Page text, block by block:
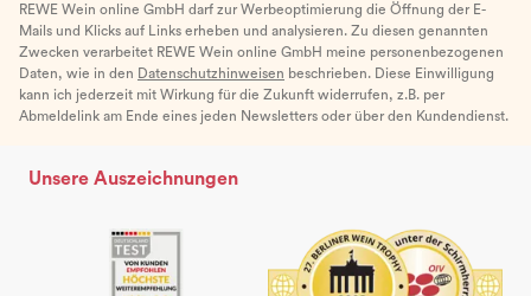
REWE Wein online GmbH darf zur Werbeoptimierung die Öffnung der E-
Mails und Klicks auf Links erheben und analysieren. Zu diesen genannten
Zwecken verarbeitet REWE Wein online GmbH meine personenbezogenen
Daten, wie in den Datenschutzhinweisen beschrieben. Diese Einwilligung
kann ich jederzeit mit Wirkung für die Zukunft widerrufen, z.B. per
Abmeldelink am Ende eines jeden Newsletters oder über den Kundendienst.
Unsere Auszeichnungen